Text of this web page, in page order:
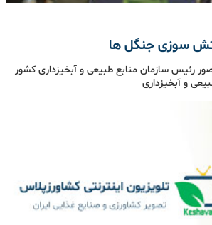
سازمان منابع طبیعی و آبخیزداری کشور
و آبخیزداری